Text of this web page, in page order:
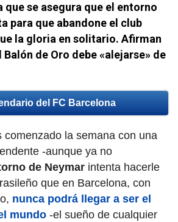
se asegura que el entorno
para que abandone el club
la gloria en solitario. Afirman
Balón de Oro debe «alejarse» de
del FC Barcelona
comenzado la semana con una
-aunque ya no
de Neymar intenta hacerle
que en Barcelona, con
nunca podrá llegar a ser el
mundo -el sueño de cualquier